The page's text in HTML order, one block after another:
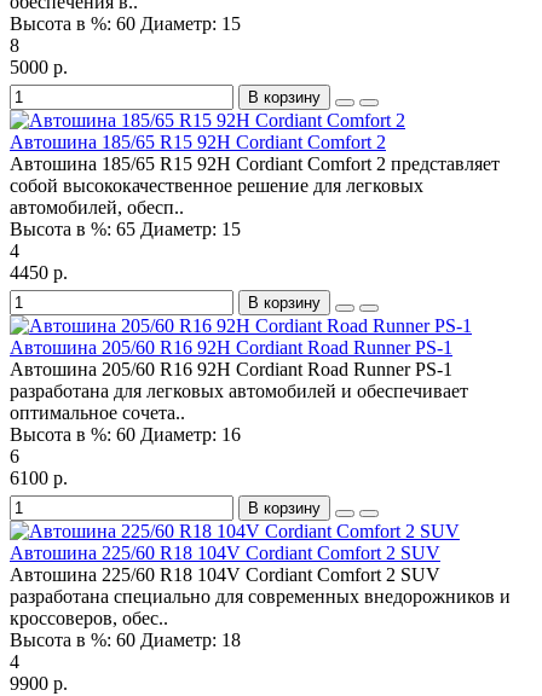
Высота в %: 60 Диаметр: 15
8
5000 р.
В корзину
Автошина 185/65 R15 92H Cordiant Comfort 2
Автошина 185/65 R15 92H Cordiant Comfort 2 представляет
собой высококачественное решение для легковых
автомобилей, обесп..
Высота в %: 65 Диаметр: 15
4
4450 р.
В корзину
Автошина 205/60 R16 92H Cordiant Road Runner PS-1
Автошина 205/60 R16 92H Cordiant Road Runner PS-1
разработана для легковых автомобилей и обеспечивает
оптимальное сочета..
Высота в %: 60 Диаметр: 16
6
6100 р.
В корзину
Автошина 225/60 R18 104V Cordiant Comfort 2 SUV
Автошина 225/60 R18 104V Cordiant Comfort 2 SUV
разработана специально для современных внедорожников и
кроссоверов, обес..
Высота в %: 60 Диаметр: 18
4
9900 р.